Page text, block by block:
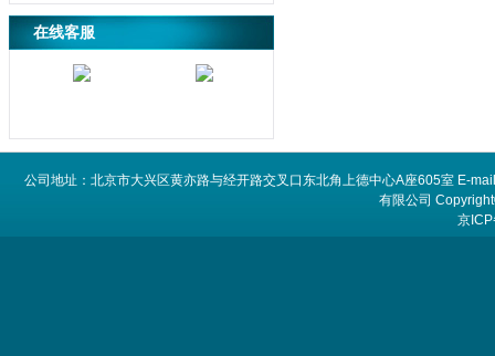
在线客服
公司地址：北京市大兴区黄亦路与经开路交叉口东北角上德中心A座605室 E-
有限公司
京